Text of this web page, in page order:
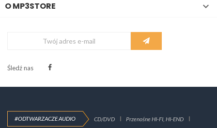
O MP3STORE 
Śledź nas
#ODTWARZACZE AUDIO CD/DVD Przenośne HI-FI, HI-END